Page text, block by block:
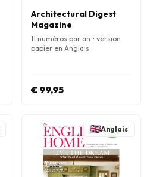
Architectural Digest
Magazine
11 numéros par an • version
papier en Anglais
€ 99,95
Anglais